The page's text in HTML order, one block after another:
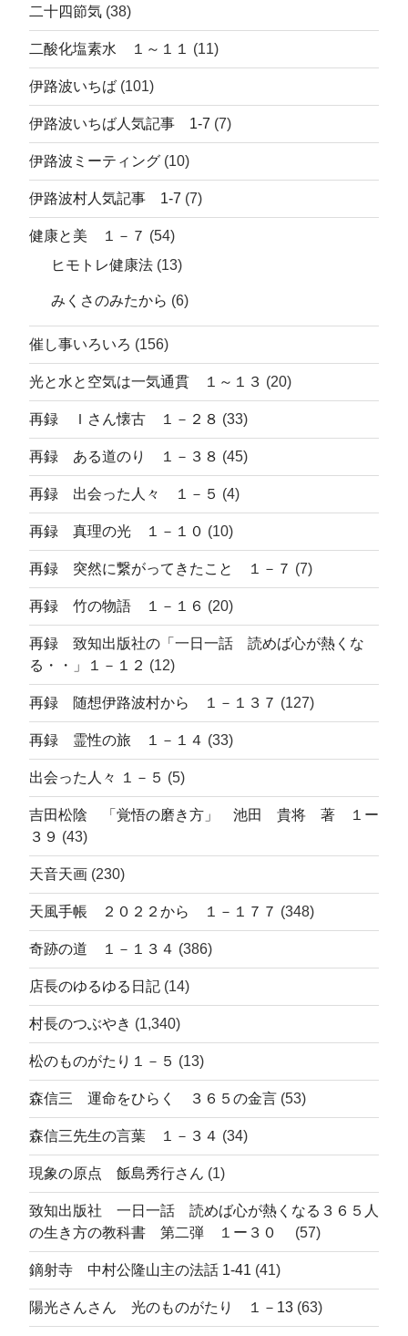
二十四節気 (38)
二酸化塩素水 １～１１ (11)
伊路波いちば (101)
伊路波いちば人気記事 1-7 (7)
伊路波ミーティング (10)
伊路波村人気記事 1-7 (7)
健康と美 １－７ (54)
ヒモトレ健康法 (13)
みくさのみたから (6)
催し事いろいろ (156)
光と水と空気は一気通貫 １～１３ (20)
再録 Ｉさん懐古 １－２８ (33)
再録 ある道のり １－３８ (45)
再録 出会った人々 １－５ (4)
再録 真理の光 １－１０ (10)
再録 突然に繋がってきたこと １－７ (7)
再録 竹の物語 １－１６ (20)
再録 致知出版社の「一日一話 読めば心が熱くな
る・・」１－１２ (12)
再録 随想伊路波村から １－１３７ (127)
再録 霊性の旅 １－１４ (33)
出会った人々 １－５ (5)
吉田松陰 「覚悟の磨き方」 池田 貴将 著 １ー
３９ (43)
天音天画 (230)
天風手帳 ２０２２から １－１７７ (348)
奇跡の道 １－１３４ (386)
店長のゆるゆる日記 (14)
村長のつぶやき (1,340)
松のものがたり１－５ (13)
森信三 運命をひらく ３６５の金言 (53)
森信三先生の言葉 １－３４ (34)
現象の原点 飯島秀行さん (1)
致知出版社 一日一話 読めば心が熱くなる３６５人
の生き方の教科書 第二弾 １ー３０
(57)
鏑射寺 中村公隆山主の法話 1-41 (41)
陽光さんさん 光のものがたり １－13 (63)